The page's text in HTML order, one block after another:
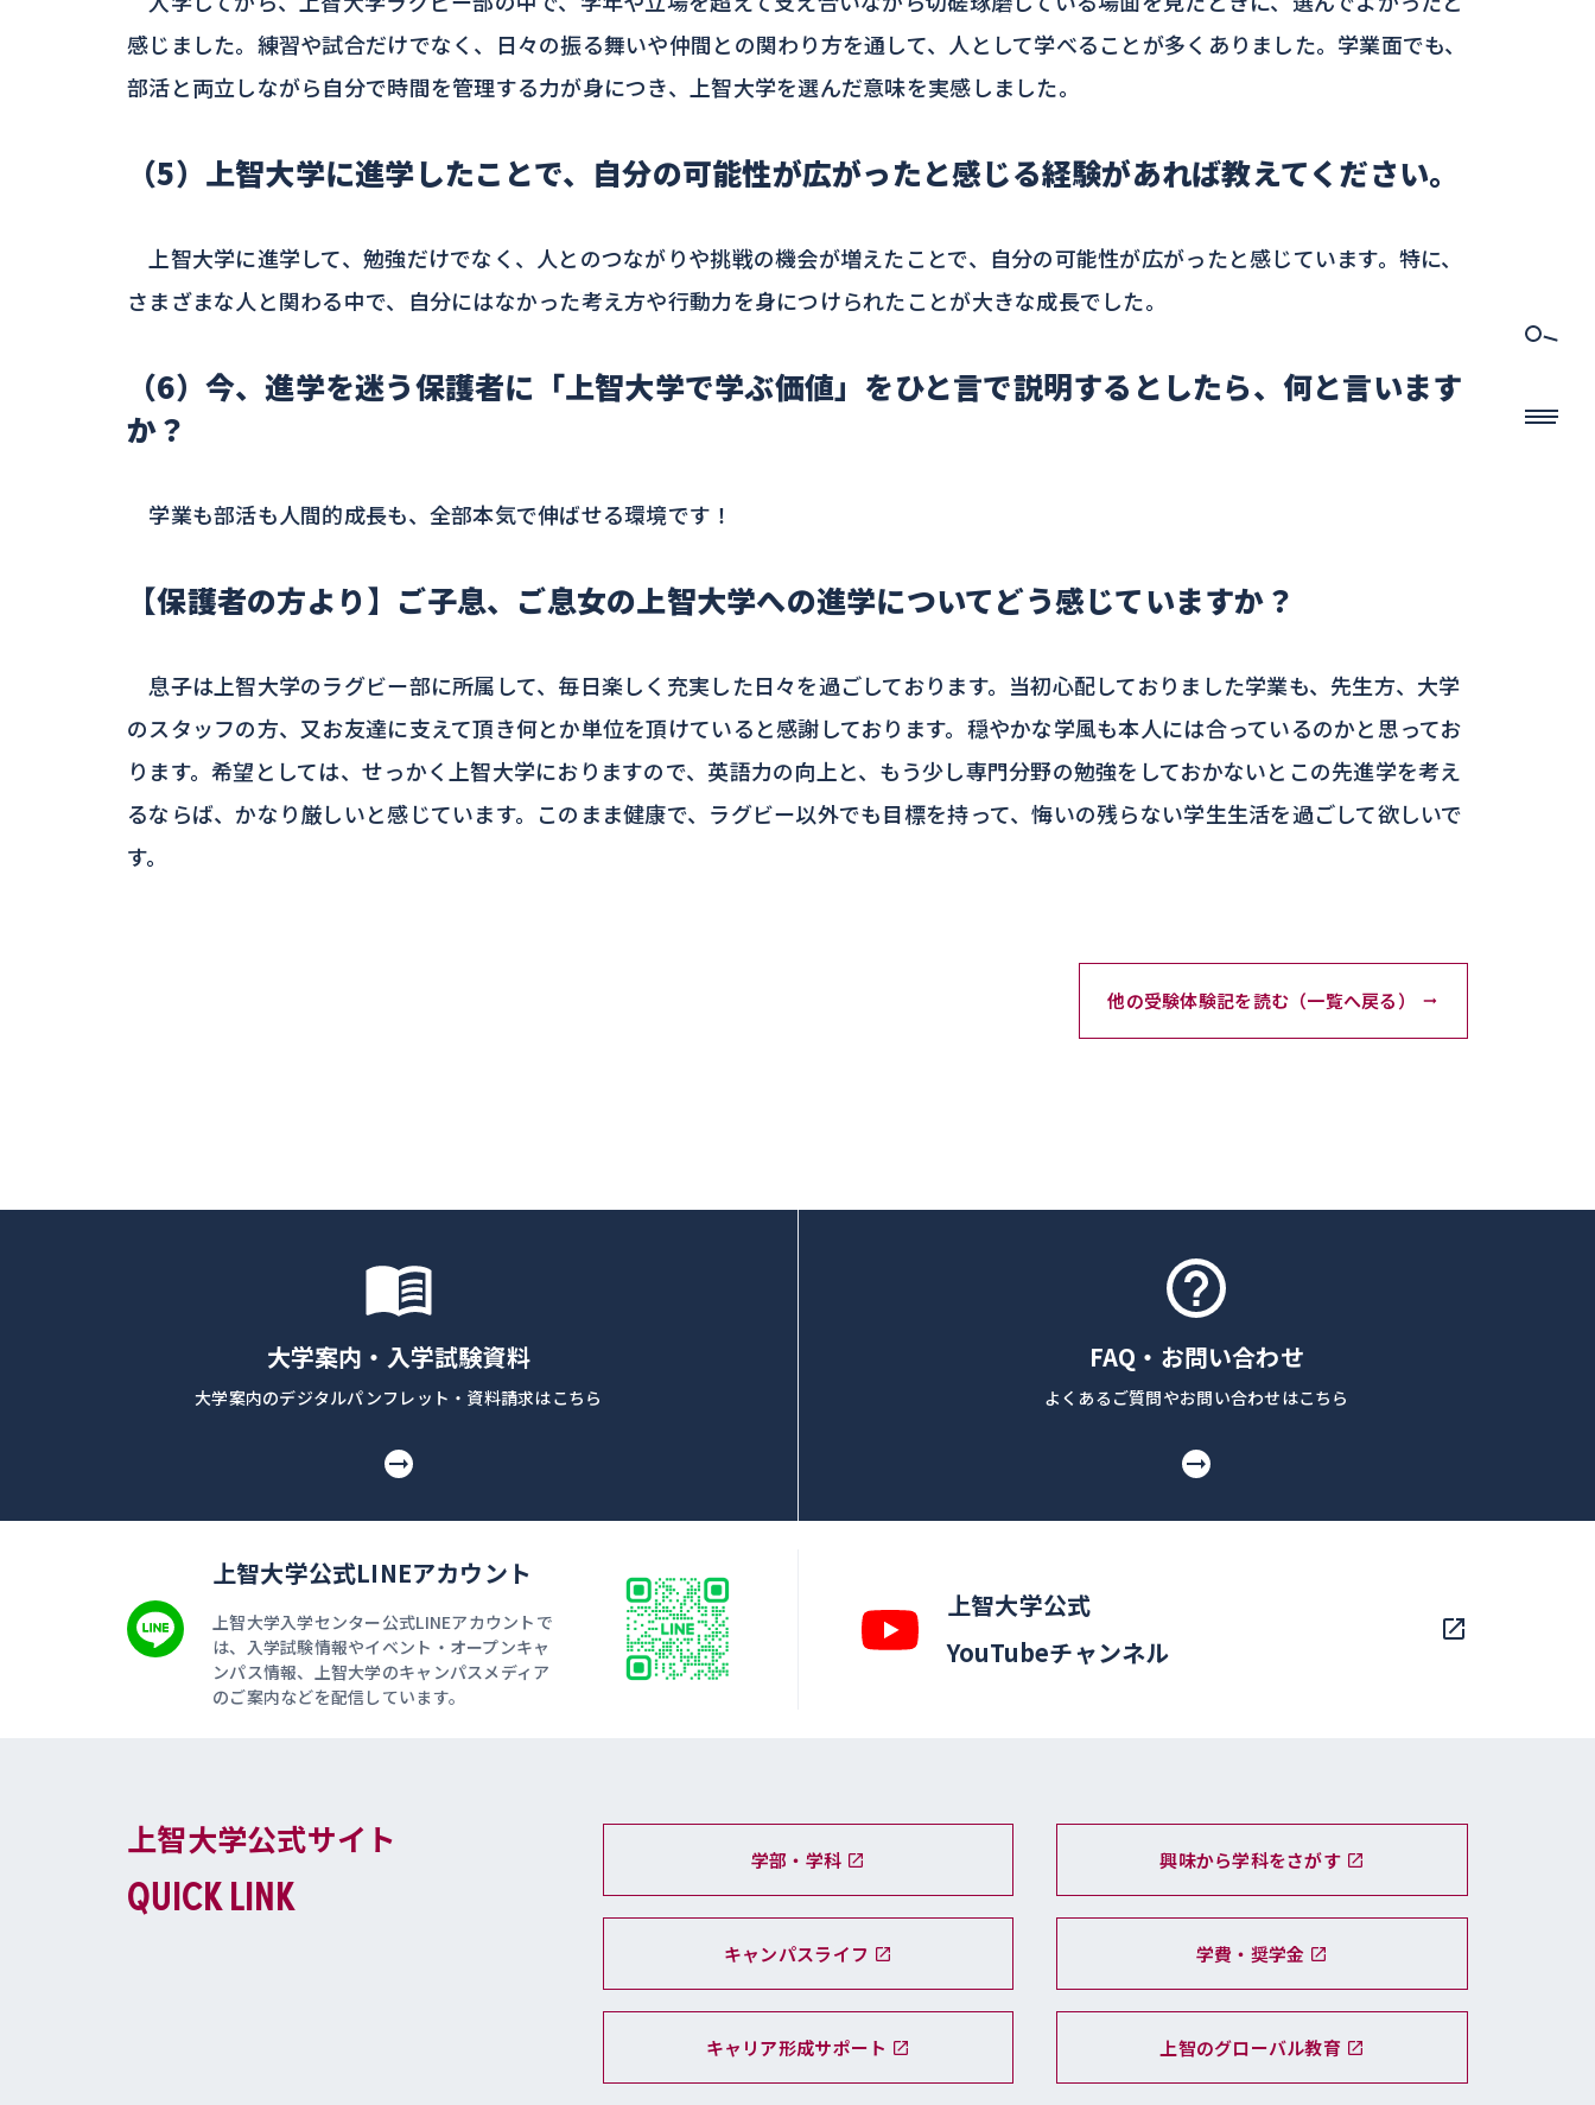
感じました。練習や試合だけでなく、日々の振る舞いや仲間との関わり方を通して、人として学べることが多くありました。学業面でも、
部活と両立しながら自分で時間を管理する力が身につき、上智大学を選んだ意味を実感しました。
（5）上智大学に進学したことで、自分の可能性が広がったと感じる経験があれば教えてください。
上智大学に進学して、勉強だけでなく、人とのつながりや挑戦の機会が増えたことで、自分の可能性が広がったと感じています。特に、
さまざまな人と関わる中で、自分にはなかった考え方や行動力を身につけられたことが大きな成長でした。
（6）今、進学を迷う保護者に「上智大学で学ぶ価値」をひと言で説明するとしたら、何と言います
か？
学業も部活も人間的成長も、全部本気で伸ばせる環境です！
【保護者の方より】ご子息、ご息女の上智大学への進学についてどう感じていますか？
息子は上智大学のラグビー部に所属して、毎日楽しく充実した日々を過ごしております。当初心配しておりました学業も、先生方、大学
のスタッフの方、又お友達に支えて頂き何とか単位を頂けていると感謝しております。穏やかな学風も本人には合っているのかと思ってお
ります。希望としては、せっかく上智大学におりますので、英語力の向上と、もう少し専門分野の勉強をしておかないとこの先進学を考え
るならば、かなり厳しいと感じています。このまま健康で、ラグビー以外でも目標を持って、悔いの残らない学生生活を過ごして欲しいで
す。
他の受験体験記を読む（一覧へ戻る）
大学案内・入学試験資料
大学案内のデジタルパンフレット・資料請求はこちら
FAQ・お問い合わせ
よくあるご質問やお問い合わせはこちら
上智大学公式LINEアカウント
上智大学入学センター公式LINEアカウントで
は、入学試験情報やイベント・オープンキャ
ンパス情報、上智大学のキャンパスメディア
のご案内などを配信しています。
上智大学公式
YouTubeチャンネル
上智大学公式サイト
QUICK LINK
学部・学科 興味から学科をさがす
キャンパスライフ 学費・奨学金
キャリア形成サポート 上智のグローバル教育